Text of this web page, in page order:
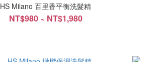
HS Milano 百里香平衡洗髮精
NT$980 ~ NT$1,980